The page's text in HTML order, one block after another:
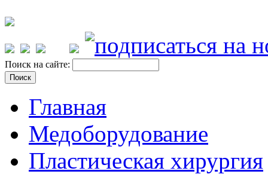
Поиск на сайте:
Главная
Медоборудование
Пластическая хирургия